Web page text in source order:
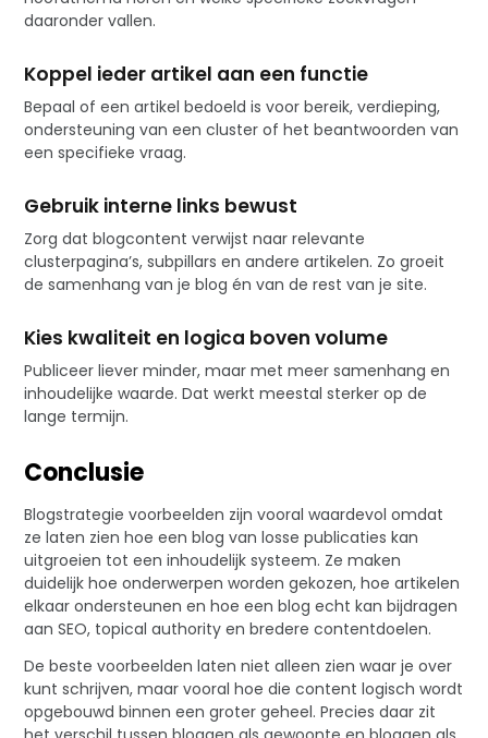
daaronder vallen.
Koppel ieder artikel aan een functie
Bepaal of een artikel bedoeld is voor bereik, verdieping,
ondersteuning van een cluster of het beantwoorden van
een specifieke vraag.
Gebruik interne links bewust
Zorg dat blogcontent verwijst naar relevante
clusterpagina’s, subpillars en andere artikelen. Zo groeit
de samenhang van je blog én van de rest van je site.
Kies kwaliteit en logica boven volume
Publiceer liever minder, maar met meer samenhang en
inhoudelijke waarde. Dat werkt meestal sterker op de
lange termijn.
Conclusie
Blogstrategie voorbeelden zijn vooral waardevol omdat
ze laten zien hoe een blog van losse publicaties kan
uitgroeien tot een inhoudelijk systeem. Ze maken
duidelijk hoe onderwerpen worden gekozen, hoe artikelen
elkaar ondersteunen en hoe een blog echt kan bijdragen
aan SEO, topical authority en bredere contentdoelen.
De beste voorbeelden laten niet alleen zien waar je over
kunt schrijven, maar vooral hoe die content logisch wordt
opgebouwd binnen een groter geheel. Precies daar zit